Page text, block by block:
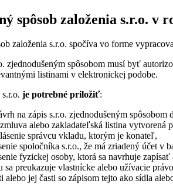
spôsob založenia s.r.o. v
založenia s.r.o. spočíva vo forme
zjednodušeným spôsobom musí byť
listinami v elektronickej podobe.
je potrebné priložiť:
na zápis s.r.o. zjednodušeným spôsobom
alebo zakladateľská listina vytvorená
správcu vkladu, ktorým je konateľ,
spoločníka s.r.o., že má zriadený účet v
fyzickej osoby, ktorá sa navrhuje
sa preukazuje vlastnícke alebo užívacie
alebo jej časti so zápisom tejto ako sídla